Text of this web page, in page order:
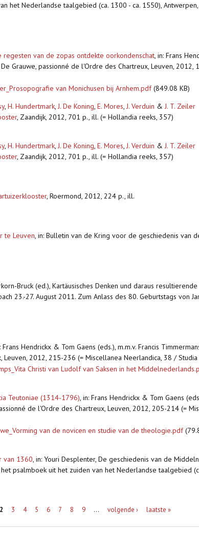
het Nederlandse taalgebied (ca. 1300 - ca. 1550),
van de zopas ontdekte oorkondenschat, in: Frans
Grauwe, passionné de l'Ordre des Chartreux, Leuven, 2012,
van Monichusen bij Arnhem.pdf(849.08 KB)
, H. Hundertmark, J. De Koning, E. Mores, J. Verduin & J. T. Zeiler
, Zaandijk, 2012, 701 p., ill. (= Hollandia reeks, 357)
, H. Hundertmark, J. De Koning, E. Mores, J. Verduin & J. T. Zeiler
, Zaandijk, 2012, 701 p., ill. (= Hollandia reeks, 357)
, Roermond, 2012, 224 p., ill.
te Leuven, in: Bulletin van de Kring voor de geschiedenis van
Bruck (ed.), Kartäusisches Denken und daraus
23.-27. August 2011. Zum Anlass des 80. Geburtstags von
Frans Hendrickx & Tom Gaens (eds.), m.m.v. Francis
2012, 215-236 (= Miscellanea Neerlandica, 38 / Studia
Christi van Ludolf van Saksen in het
Teutoniae (1314-1796), in: Frans Hendrickx & Tom Gaens
de l'Ordre des Chartreux, Leuven, 2012, 205-214 (=
van de novicen en studie van de theologie.pdf
van 1360, in: Youri Desplenter, De geschiedenis van de
psalmboek uit het zuiden van het Nederlandse taalgebied
2 3 4 5 6 7 8 9 … volgende › laatste »